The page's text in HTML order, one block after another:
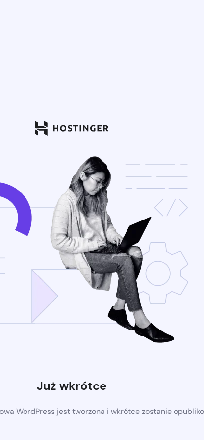
Już wkrótce
WordPress jest tworzona i wkrótce zostanie